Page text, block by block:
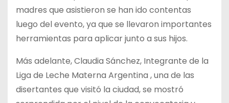
madres que asistieron se han ido contentas
luego del evento, ya que se llevaron importantes
herramientas para aplicar junto a sus hijos.
Más adelante, Claudia Sánchez, Integrante de la
Liga de Leche Materna Argentina , una de las
disertantes que visitó la ciudad, se mostró